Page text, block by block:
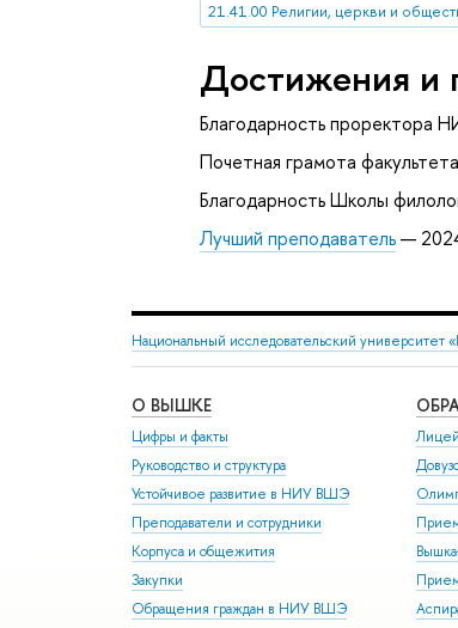
21.41.00 Религии, церкви и
Достижения и
Благодарность проректора
Почетная грамота
Благодарность Школы
Лучший преподаватель—
Национальный исследовательский университет
О ВЫШКЕ
Цифры и факты
Руководство и структура
Устойчивое развитие в НИУ ВШЭ
Преподаватели и сотрудники
Корпуса и общежития
Закупки
Обращения граждан в НИУ ВШЭ
Лицей
Прием